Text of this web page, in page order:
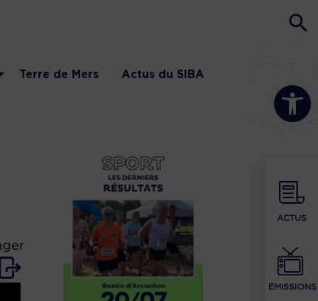
Ouvrir la
ACTUS
ÉMISSIONS
Terre de Mers Actus du SIBA